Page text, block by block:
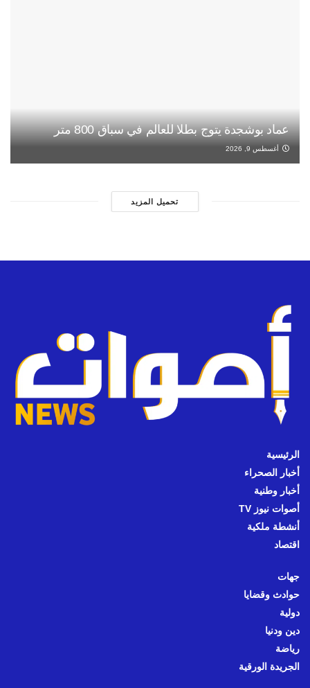
عماد بوشجدة يتوج بطلا للعالم في سباق 800 متر
أغسطس 9, 2026
تحميل المزيد
الرئيسية
أخبار الصحراء
أخبار وطنية
أصوات نيوز TV
أنشطة ملكية
اقتصاد
جهات
حوادث وقضايا
دولية
دين ودنيا
رياضة
الجريدة الورقية